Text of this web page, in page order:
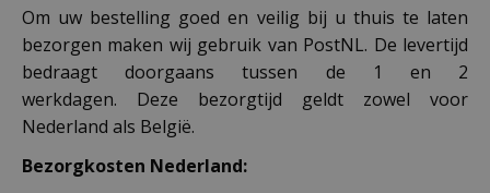
Om uw bestelling goed en veilig bij u thuis te laten
bezorgen maken wij gebruik van PostNL. De levertijd
bedraagt doorgaans tussen de 1 en 2
werkdagen. Deze bezorgtijd geldt zowel voor
Nederland als België.
Bezorgkosten Nederland: